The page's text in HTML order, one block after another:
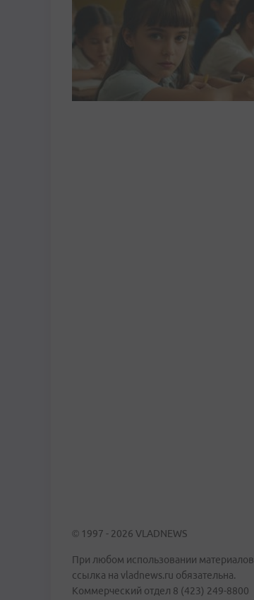
© 1997 - 2026 VLADNEWS
При любом использовании материалов
ссылка на vladnews.ru обязательна.
Коммерческий отдел 8 (423) 249-8800